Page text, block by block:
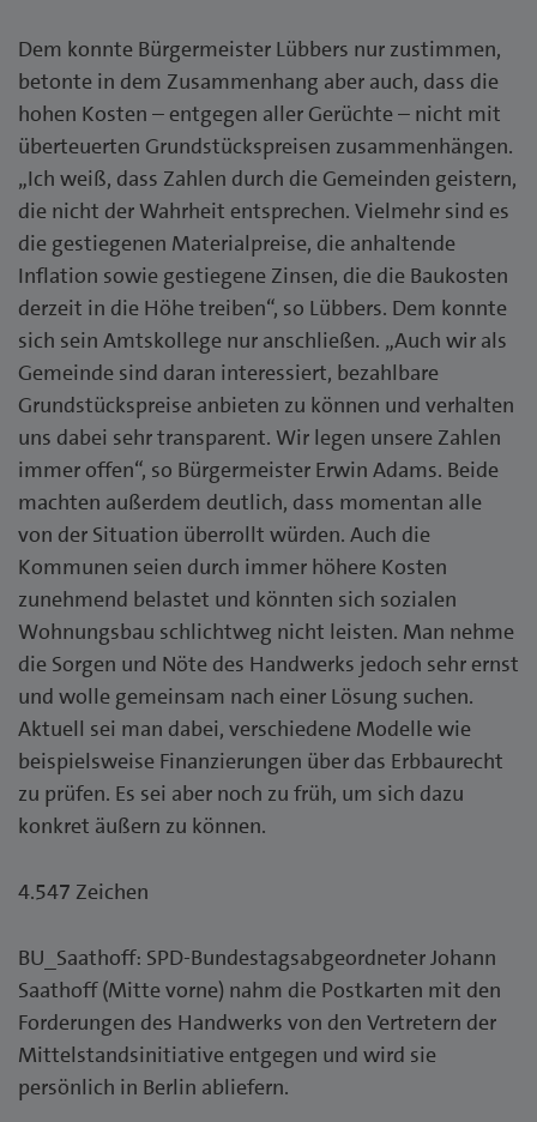
Dem konnte Bürgermeister Lübbers nur zustimmen,
betonte in dem Zusammenhang aber auch, dass die
hohen Kosten – entgegen aller Gerüchte – nicht mit
überteuerten Grundstückspreisen zusammenhängen.
„Ich weiß, dass Zahlen durch die Gemeinden geistern,
die nicht der Wahrheit entsprechen. Vielmehr sind es
die gestiegenen Materialpreise, die anhaltende
Inflation sowie gestiegene Zinsen, die die Baukosten
derzeit in die Höhe treiben“, so Lübbers. Dem konnte
sich sein Amtskollege nur anschließen. „Auch wir als
Gemeinde sind daran interessiert, bezahlbare
Grundstückspreise anbieten zu können und verhalten
uns dabei sehr transparent. Wir legen unsere Zahlen
immer offen“, so Bürgermeister Erwin Adams. Beide
machten außerdem deutlich, dass momentan alle
von der Situation überrollt würden. Auch die
Kommunen seien durch immer höhere Kosten
zunehmend belastet und könnten sich sozialen
Wohnungsbau schlichtweg nicht leisten. Man nehme
die Sorgen und Nöte des Handwerks jedoch sehr ernst
und wolle gemeinsam nach einer Lösung suchen.
Aktuell sei man dabei, verschiedene Modelle wie
beispielsweise Finanzierungen über das Erbbaurecht
zu prüfen. Es sei aber noch zu früh, um sich dazu
konkret äußern zu können.
4.547 Zeichen
BU_Saathoff: SPD-Bundestagsabgeordneter Johann
Saathoff (Mitte vorne) nahm die Postkarten mit den
Forderungen des Handwerks von den Vertretern der
Mittelstandsinitiative entgegen und wird sie
persönlich in Berlin abliefern.